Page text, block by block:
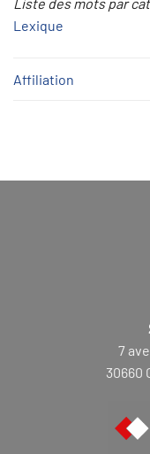
Lexique
Affiliation
7
30660